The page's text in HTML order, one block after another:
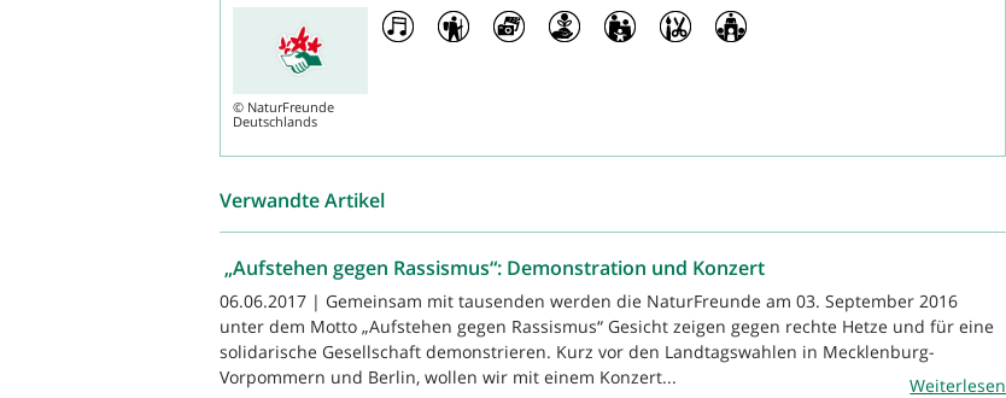
© NaturFreunde
Deutschlands
Verwandte Artikel
„Aufstehen gegen Rassismus“: Demonstration und Konzert
06.06.2017 | Gemeinsam mit tausenden werden die NaturFreunde am 03. September 2016
unter dem Motto „Aufstehen gegen Rassismus“ Gesicht zeigen gegen rechte Hetze und für eine
solidarische Gesellschaft demonstrieren. Kurz vor den Landtagswahlen in Mecklenburg-
Vorpommern und Berlin, wollen wir mit einem Konzert...
Weiterlesen